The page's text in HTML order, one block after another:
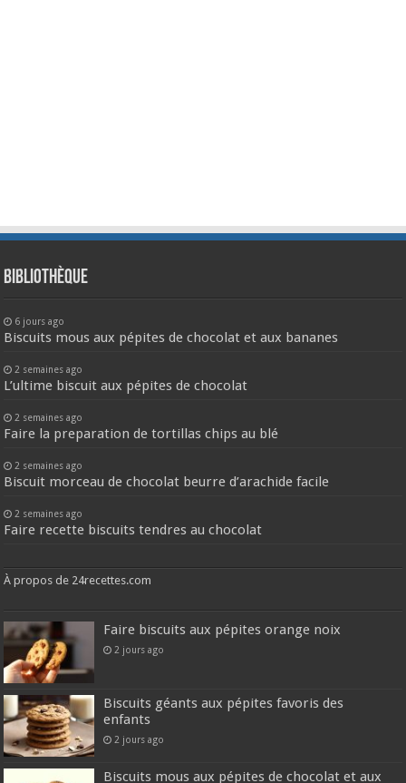
Bibliothèque
6 jours ago
Biscuits mous aux pépites de chocolat et aux bananes
2 semaines ago
L’ultime biscuit aux pépites de chocolat
2 semaines ago
Faire la preparation de tortillas chips au blé
2 semaines ago
Biscuit morceau de chocolat beurre d’arachide facile
2 semaines ago
Faire recette biscuits tendres au chocolat
À propos de 24recettes.com
Faire biscuits aux pépites orange noix
2 jours ago
Biscuits géants aux pépites favoris des
enfants
2 jours ago
Biscuits mous aux pépites de chocolat et aux